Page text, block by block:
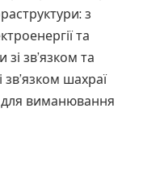
з
та
звʼязком та
шахраї
для виманювання